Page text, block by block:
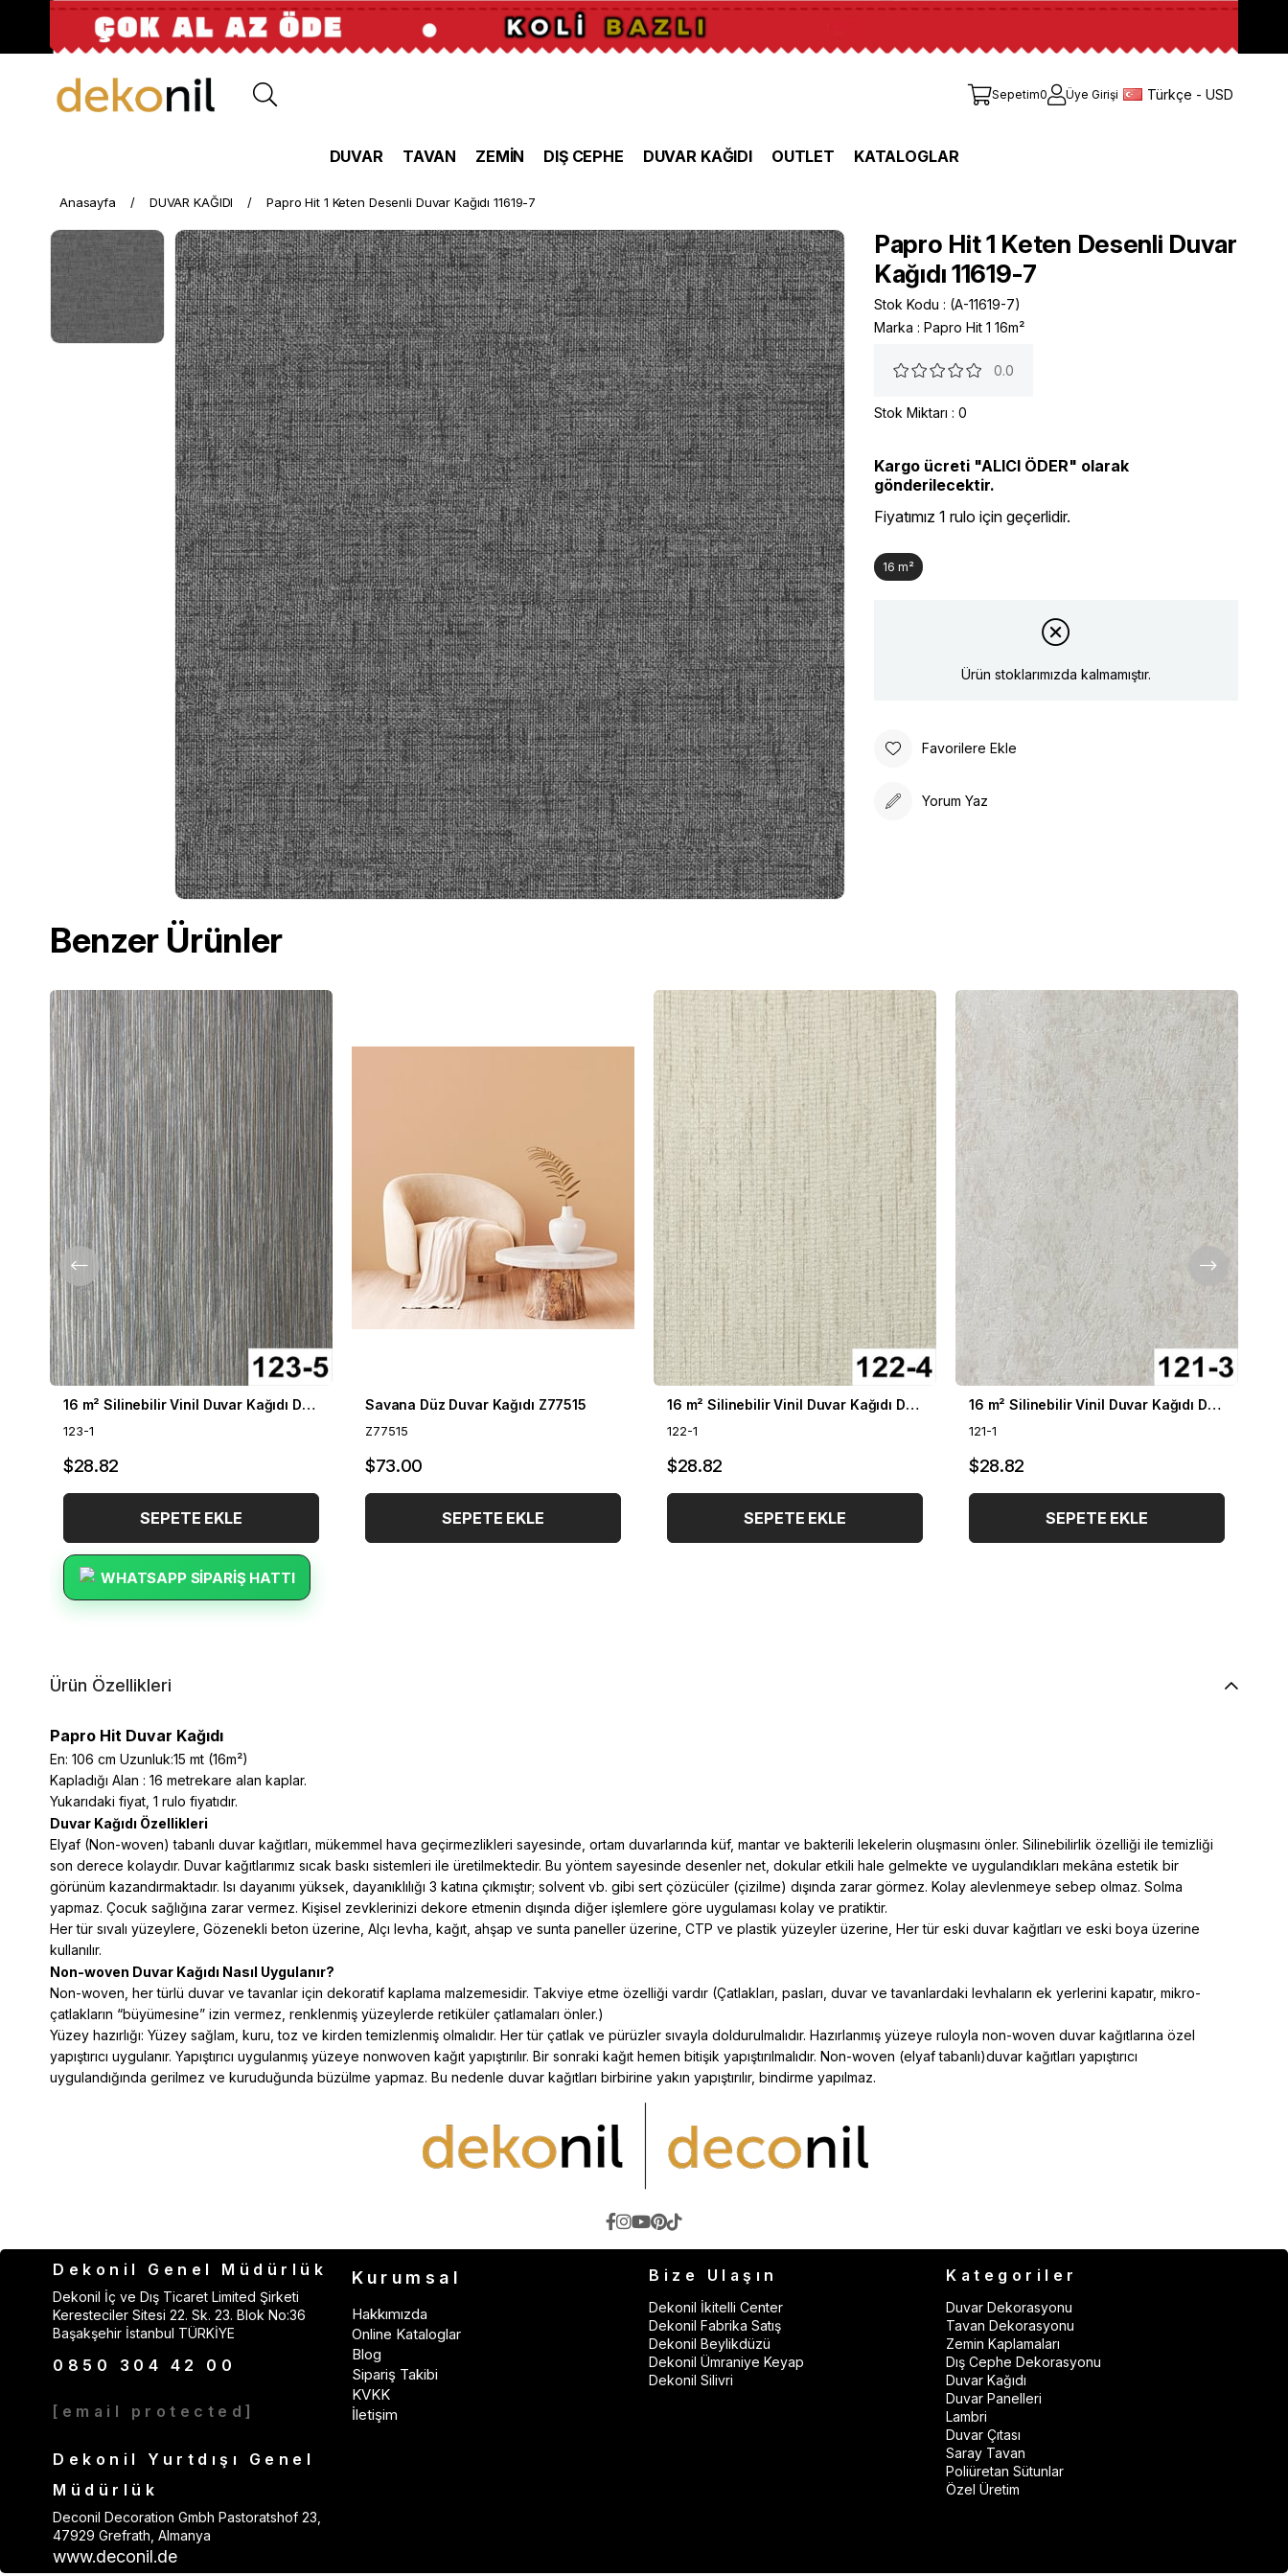
Sepetim0 Üye Girişi Türkçe - USD
DUVAR TAVAN ZEMİN DIŞ CEPHE DUVAR KAĞIDI OUTLET KATALOGLAR
Anasayfa DUVAR KAĞIDI Papro Hit 1 Keten Desenli Duvar Kağıdı 11619-7
Papro Hit 1 Keten Desenli Duvar
Kağıdı 11619-7
Stok Kodu
(A-11619-7)
Marka : Papro Hit 1 16m²
0.0
Stok Miktarı : 0
Kargo ücreti "ALICI ÖDER" olarak
gönderilecektir.
Fiyatımız 1 rulo için geçerlidir.
16 m²
Ürün stoklarımızda kalmamıştır.
Favorilere Ekle
Yorum Yaz
Benzer Ürünler
16 m² Silinebilir Vinil Duvar Kağıdı DH-123
123-1
$28.82
SEPETE EKLE
WHATSAPP SIPARIŞ HATTI
Savana Düz Duvar Kağıdı Z77515
Z77515
$73.00
SEPETE EKLE
16 m² Silinebilir Vinil Duvar Kağıdı DH-122
122-1
$28.82
SEPETE EKLE
16 m² Silinebilir Vinil Duvar Kağıdı DH-121
121-1
$28.82
SEPETE EKLE
Ürün Özellikleri
Papro Hit Duvar Kağıdı
En: 106 cm Uzunluk:15 mt (16m²)
Kapladığı Alan : 16 metrekare alan kaplar.
Yukarıdaki fiyat, 1 rulo fiyatıdır.
Duvar Kağıdı Özellikleri
Elyaf (Non-woven) tabanlı duvar kağıtları, mükemmel hava geçirmezlikleri sayesinde, ortam duvarlarında küf, mantar ve bakterili lekelerin oluşmasını önler. Silinebilirlik özelliği ile temizliği
son derece kolaydır. Duvar kağıtlarımız sıcak baskı sistemleri ile üretilmektedir. Bu yöntem sayesinde desenler net, dokular etkili hale gelmekte ve uygulandıkları mekâna estetik bir
görünüm kazandırmaktadır. Isı dayanımı yüksek, dayanıklılığı 3 katına çıkmıştır; solvent vb. gibi sert çözücüler (çizilme) dışında zarar görmez. Kolay alevlenmeye sebep olmaz. Solma
yapmaz. Çocuk sağlığına zarar vermez. Kişisel zevklerinizi dekore etmenin dışında diğer işlemlere göre uygulaması kolay ve pratiktir.
Her tür sıvalı yüzeylere, Gözenekli beton üzerine, Alçı levha, kağıt, ahşap ve sunta paneller üzerine, CTP ve plastik yüzeyler üzerine, Her tür eski duvar kağıtları ve eski boya üzerine
kullanılır.
Non-woven Duvar Kağıdı Nasıl Uygulanır?
Non-woven, her türlü duvar ve tavanlar için dekoratif kaplama malzemesidir. Takviye etme özelliği vardır (Çatlakları, pasları, duvar ve tavanlardaki levhaların ek yerlerini kapatır, mikro-
çatlakların “büyümesine” izin vermez, renklenmiş yüzeylerde retiküler çatlamaları önler.)
Yüzey hazırlığı: Yüzey sağlam, kuru, toz ve kirden temizlenmiş olmalıdır. Her tür çatlak ve pürüzler sıvayla doldurulmalıdır. Hazırlanmış yüzeye ruloyla non-woven duvar kağıtlarına özel
yapıştırıcı uygulanır. Yapıştırıcı uygulanmış yüzeye nonwoven kağıt yapıştırılır. Bir sonraki kağıt hemen bitişik yapıştırılmalıdır. Non-woven (elyaf tabanlı)duvar kağıtları yapıştırıcı
uygulandığında gerilmez ve kuruduğunda büzülme yapmaz. Bu nedenle duvar kağıtları birbirine yakın yapıştırılır, bindirme yapılmaz.
Dekonil Genel Müdürlük
Dekonil İç ve Dış Ticaret Limited Şirketi
Keresteciler Sitesi 22. Sk. 23. Blok No:36
Başakşehir İstanbul TÜRKİYE
0850 304 42 00
[email protected]
Dekonil Yurtdışı Genel
Müdürlük
Deconil Decoration Gmbh Pastoratshof 23,
47929 Grefrath, Almanya
www.deconil.de
Kurumsal
Hakkımızda
Online Kataloglar
Blog
Sipariş Takibi
KVKK
İletişim
Bize Ulaşın
Dekonil İkitelli Center
Dekonil Fabrika Satış
Dekonil Beylikdüzü
Dekonil Ümraniye Keyap
Dekonil Silivri
Kategoriler
Duvar Dekorasyonu
Tavan Dekorasyonu
Zemin Kaplamaları
Dış Cephe Dekorasyonu
Duvar Kağıdı
Duvar Panelleri
Lambri
Duvar Çıtası
Saray Tavan
Poliüretan Sütunlar
Özel Üretim